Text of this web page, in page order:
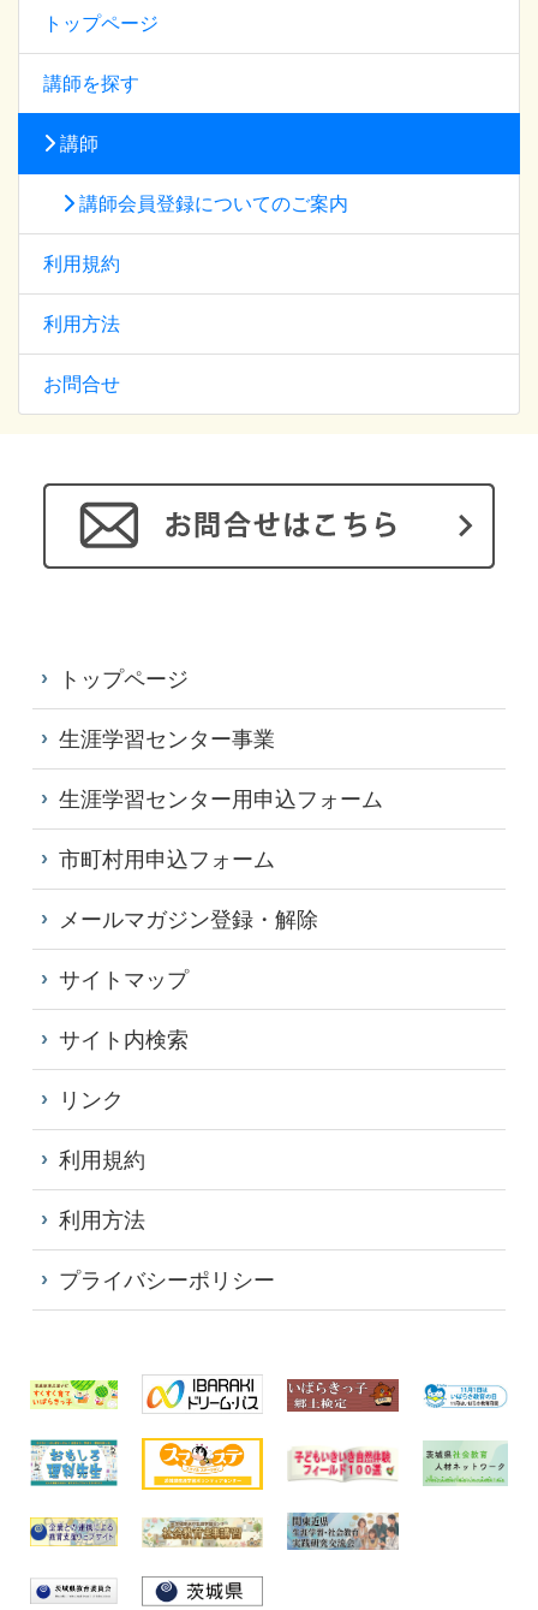
トップページ
講師を探す
講師
講師会員登録についてのご案内
利用規約
利用方法
お問合せ
トップページ
生涯学習センター事業
生涯学習センター用申込フォーム
市町村用申込フォーム
メールマガジン登録・解除
サイトマップ
サイト内検索
リンク
利用規約
利用方法
プライバシーポリシー